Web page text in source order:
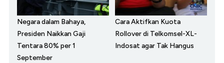
Negara dalam Bahaya,
Presiden Naikkan Gaji
Tentara 80% per 1
September
Cara Aktifkan Kuota
Rollover di Telkomsel-XL-
Indosat agar Tak Hangus